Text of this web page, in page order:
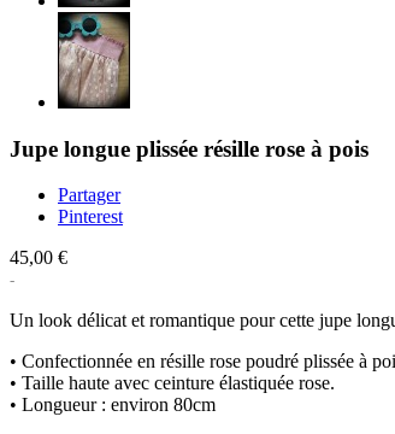
Jupe longue plissée résille rose à pois
Partager
Pinterest
45,00 €
Un look délicat et romantique pour cette jupe
• Confectionnée en résille rose poudré plissée à
• Taille haute avec ceinture élastiquée rose.
• Longueur : environ 80cm